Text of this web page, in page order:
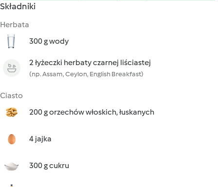
Składniki
Herbata
300 g wody
2 łyżeczki herbaty czarnej liściastej
(np. Assam, Ceylon, English Breakfast)
Ciasto
200 g orzechów włoskich, łuskanych
4 jajka
300 g cukru